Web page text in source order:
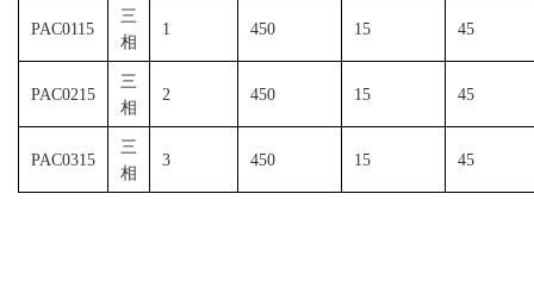
PAC0115
三
相
1 450 15 45
PAC0215
三
相
2 450 15 45
PAC0315
三
相
3 450 15 45